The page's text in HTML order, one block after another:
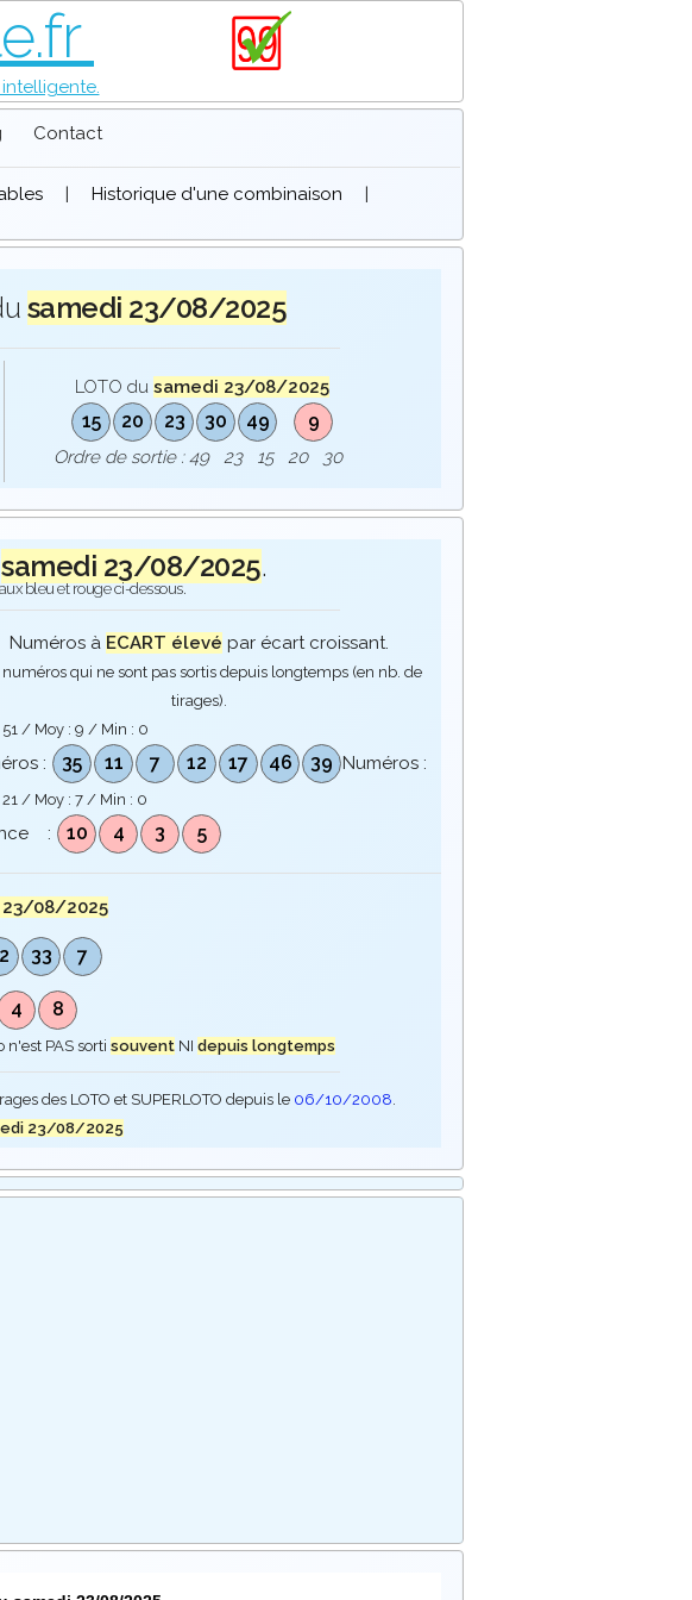
Contact
| Historique d'une combinaison
|
samedi 23/08/2025
LOTO dusamedi 23/08/2025
15 20 23 30 49 9
Ordre de sortie : 49 23 15 20 30
samedi 23/08/2025.
bleu et rouge ci-dessous.
Numéros à ECART élevé par écart croissant.
numéros qui ne sont pas sortis depuis longtemps (en nb. de
tirages).
51 / Moy : 9 / Min : 0
: 35 11 7 12 17 46 39 Numéros :
21 / Moy : 7 / Min : 0
: 10 4 3 5
08/2025
33 7
4 8
PAS sorti souventNI depuis longtemps
des LOTO et SUPERLOTO depuis le 06/10/2008.
23/08/2025